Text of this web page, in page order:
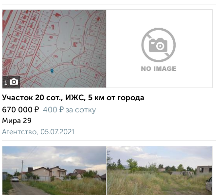
1
Участок 20 сот., ИЖС, 5 км от города
670 000 ₽ 400 ₽ за сотку
Мира 29
Агентство, 05.07.2021